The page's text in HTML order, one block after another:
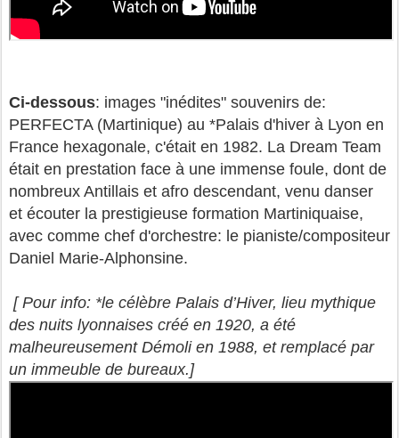
Ci-dessous: images "inédites" souvenirs de:
PERFECTA (Martinique) au *Palais d'hiver à Lyon en
France hexagonale, c'était en 1982. La Dream Team
était en prestation face à une immense foule, dont de
nombreux Antillais et afro descendant, venu danser
et écouter la prestigieuse formation Martiniquaise,
avec comme chef d'orchestre: le pianiste/compositeur
Daniel Marie-Alphonsine.
[ Pour info: *le célèbre Palais d’Hiver, lieu mythique
des nuits lyonnaises créé en 1920, a été
malheureusement Démoli en 1988, et remplacé par
un immeuble de bureaux.]